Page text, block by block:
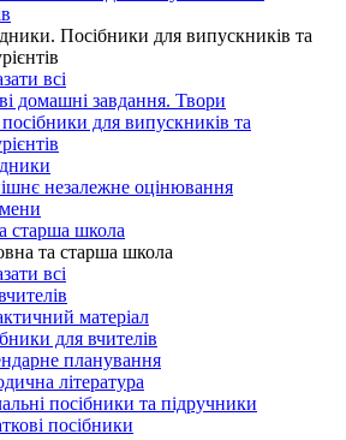
Посібники для випускників та
всі
домашні завдання. Твори
для випускників та
незалежне оцінювання
старша школа
та старша школа
всі
матеріал
для вчителів
планування
література
посібники та підручники
посібники